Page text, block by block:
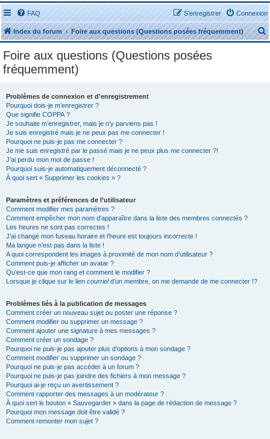
FAQ Connexion
S’enregistrer
Index du forum Foire aux questions (Questions posées fréquemment)
e
Foire aux questions (Questions posées
fréquemment)
Problèmes de connexion et d’enregistrement
Pourquoi dois-je m’enregistrer ?
Que signifie COPPA ?
Je souhaite m’enregistrer, mais je n’y parviens pas !
Je suis enregistré mais je ne peux pas me connecter !
Pourquoi ne puis-je pas me connecter ?
Je me suis enregistré par le passé mais je ne peux plus me connecter ?!
J’ai perdu mon mot de passe !
Pourquoi suis-je automatiquement déconnecté ?
À quoi sert « Supprimer les cookies » ?
Paramètres et préférences de l’utilisateur
Comment modifier mes paramètres ?
Comment empêcher mon nom d’apparaître dans la liste des membres connectés ?
Les heures ne sont pas correctes !
J’ai changé mon fuseau horaire et l’heure est toujours incorrecte !
Ma langue n’est pas dans la liste !
A quoi correspondent les images à proximité de mon nom d’utilisateur ?
Comment puis-je afficher un avatar ?
Qu’est-ce que mon rang et comment le modifier ?
Lorsque je clique sur le lien courrield’un membre, on me demande de me connecter !?
Problèmes liés à la publication de messages
Comment créer un nouveau sujet ou poster une réponse ?
Comment modifier ou supprimer un message ?
Comment ajouter une signature à mes messages ?
Comment créer un sondage ?
Pourquoi ne puis-je pas ajouter plus d’options à mon sondage ?
Comment modifier ou supprimer un sondage ?
Pourquoi ne puis-je pas accéder à un forum ?
Pourquoi ne puis-je pas joindre des fichiers à mon message ?
Pourquoi ai-je reçu un avertissement ?
Comment rapporter des messages à un modérateur ?
À quoi sert le bouton « Sauvegarder » dans la page de rédaction de message ?
Pourquoi mon message doit être validé ?
Comment remonter mon sujet ?